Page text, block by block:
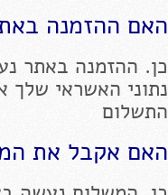
האם ההזמנה
כן. ההזמנה באתר
נתוני האשראי שלך
התשלום
האם אקבל את